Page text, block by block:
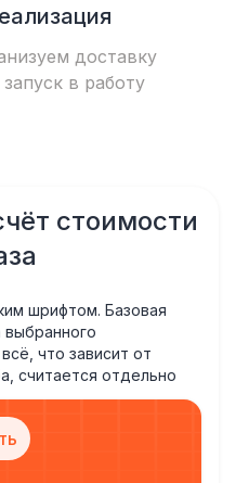
доставку
в работу
стоимости
шрифтом. Базовая
что зависит от
считается отдельно